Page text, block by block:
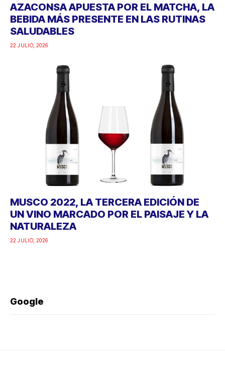
AZACONSA APUESTA POR EL MATCHA, LA
BEBIDA MÁS PRESENTE EN LAS RUTINAS
SALUDABLES
22 JULIO, 2026
MUSCO 2022, LA TERCERA EDICIÓN DE
UN VINO MARCADO POR EL PAISAJE Y LA
NATURALEZA
22 JULIO, 2026
Google